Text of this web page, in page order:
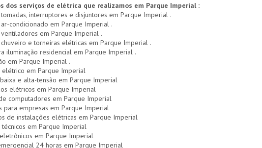
dos serviços de elétrica que realizamos em Parque Imperial :
interruptores e disjuntores em Parque Imperial .
condicionado em Parque Imperial .
em Parque Imperial .
e torneiras elétricas em Parque Imperial .
iluminação residencial em Parque Imperial .
em Parque Imperial .
elétrico em Parque Imperial
e alta-tensão em Parque Imperial
elétricos em Parque Imperial
computadores em Parque Imperial
para empresas em Parque Imperial
de instalações elétricas em Parque Imperial
em Parque Imperial
em Parque Imperial
24 horas em Parque Imperial